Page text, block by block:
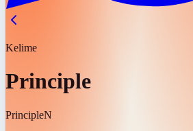
Kelime
Principle
PrincipleN